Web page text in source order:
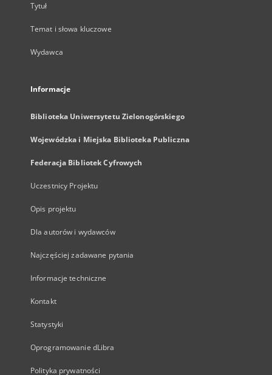
Tytuł
Temat i słowa kluczowe
Wydawca
Informacje
Biblioteka Uniwersytetu Zielonogórskiego
Wojewódzka i Miejska Biblioteka Publiczna
Federacja Bibliotek Cyfrowych
Uczestnicy Projektu
Opis projektu
Dla autorów i wydawców
Najczęściej zadawane pytania
Informacje techniczne
Kontakt
Statystyki
Oprogramowanie dLibra
Polityka prywatności